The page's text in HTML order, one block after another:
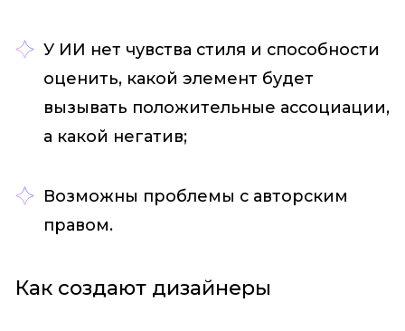
У ИИ нет чувства стиля и способности
оценить, какой элемент будет
вызывать положительные ассоциации,
а какой негатив;
Возможны проблемы с авторским
правом.
Как создают дизайнеры